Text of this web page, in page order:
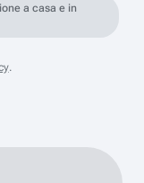
a casa e in
.